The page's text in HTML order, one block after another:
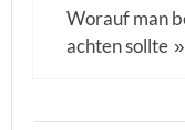
Worauf man
achten sollte »